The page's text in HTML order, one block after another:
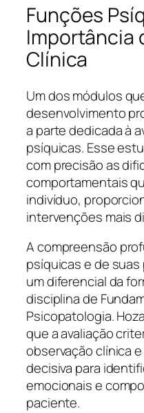
Funções
Importância
Clínica
Um dos módulos
desenvolvimento
a parte dedicada à
psíquicas. Esse
com precisão as
comportamentais
indivíduo,
intervenções mais
A compreensão
psíquicas e de
um diferencial da
disciplina de
Psicopatologia.
que a avaliação
observação clínica
decisiva para
emocionais e
paciente.